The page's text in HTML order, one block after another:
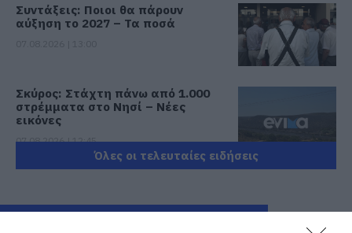
Συντάξεις: Ποιοι θα πάρουν
αύξηση το 2027 – Τα ποσά
Σκύρος: Στάχτη πάνω από 1.000
στρέμματα στο Νησί – Νέες
εικόνες
07.08.2026 | 12:45
07.08.2026 | 12:30
Όλες οι τελευταίες ειδήσεις